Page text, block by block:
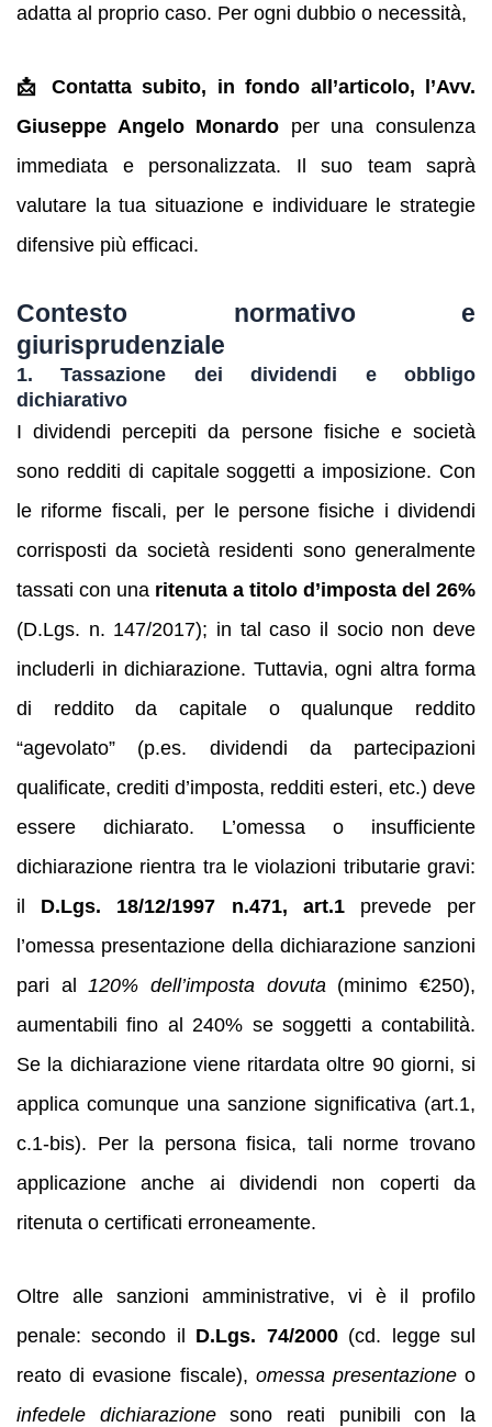
adatta al proprio caso. Per ogni dubbio o necessità,
📩 Contatta subito, in fondo all’articolo, l’Avv.
Giuseppe Angelo Monardo per una consulenza
immediata e personalizzata. Il suo team saprà
valutare la tua situazione e individuare le strategie
difensive più efficaci.
Contesto normativo e
giurisprudenziale
1. Tassazione dei dividendi e obbligo
dichiarativo
I dividendi percepiti da persone fisiche e società
sono redditi di capitale soggetti a imposizione. Con
le riforme fiscali, per le persone fisiche i dividendi
corrisposti da società residenti sono generalmente
tassati con una ritenuta a titolo d’imposta del 26%
(D.Lgs. n. 147/2017); in tal caso il socio non deve
includerli in dichiarazione. Tuttavia, ogni altra forma
di reddito da capitale o qualunque reddito
“agevolato” (p.es. dividendi da partecipazioni
qualificate, crediti d’imposta, redditi esteri, etc.) deve
essere dichiarato. L’omessa o insufficiente
dichiarazione rientra tra le violazioni tributarie gravi:
il D.Lgs. 18/12/1997 n.471, art.1prevede per
l’omessa presentazione della dichiarazione sanzioni
pari al120% dell’imposta dovuta(minimo €250),
aumentabili fino al 240% se soggetti a contabilità.
Se la dichiarazione viene ritardata oltre 90 giorni, si
applica comunque una sanzione significativa (art.1,
c.1-bis). Per la persona fisica, tali norme trovano
applicazione anche ai dividendi non coperti da
ritenuta o certificati erroneamente.
Oltre alle sanzioni amministrative, vi è il profilo
penale: secondo il D.Lgs. 74/2000(cd. legge sul
reato di evasione fiscale), omessa presentazioneo
infedele dichiarazionesono reati punibili con la